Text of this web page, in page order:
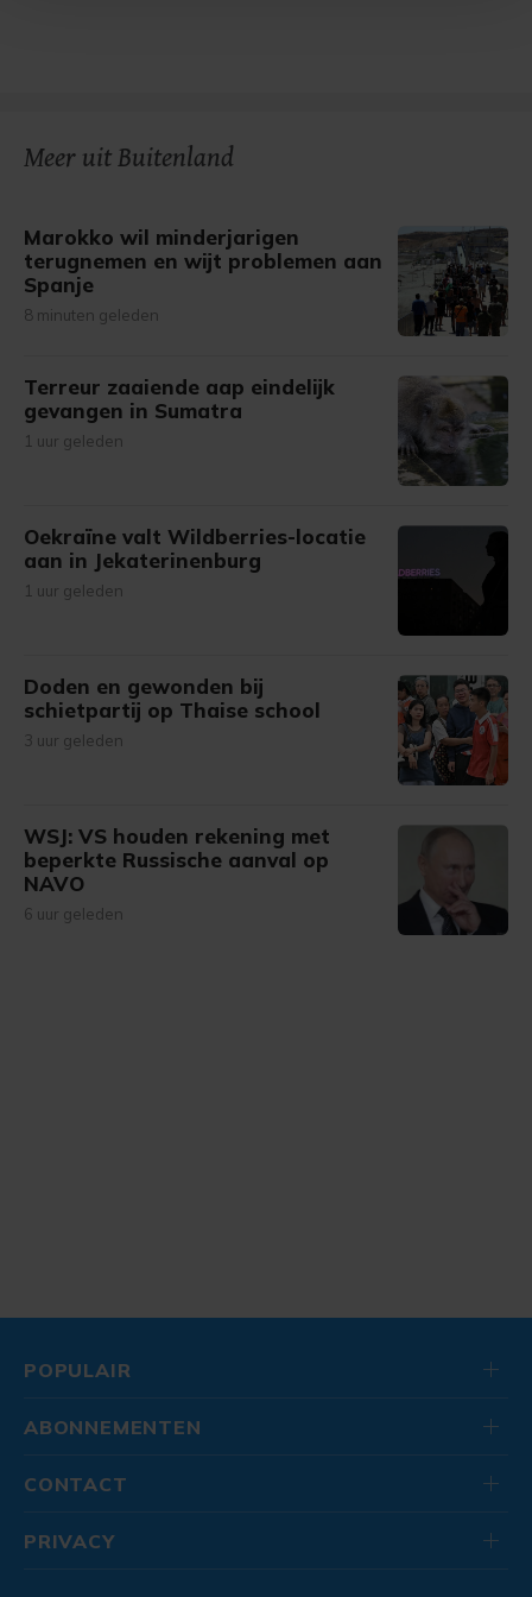
Meer uit Buitenland
Marokko wil minderjarigen
terugnemen en wijt problemen aan
Spanje
8 minuten geleden
Terreur zaaiende aap eindelijk
gevangen in Sumatra
1 uur geleden
Oekraïne valt Wildberries-locatie
aan in Jekaterinenburg
1 uur geleden
Doden en gewonden bij
schietpartij op Thaise school
3 uur geleden
WSJ: VS houden rekening met
beperkte Russische aanval op
NAVO
6 uur geleden
POPULAIR
ABONNEMENTEN
CONTACT
PRIVACY